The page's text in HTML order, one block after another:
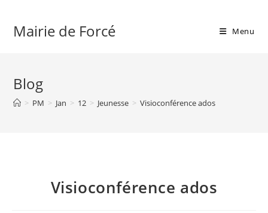
contentMairie de Forcé Menu
Blog
> PM > Jan > 12 > Jeunesse > Visioconférence ados
Visioconférence ados